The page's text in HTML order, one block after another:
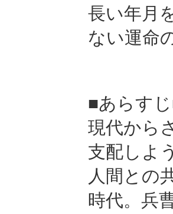
長い年月
ない運命
■あらす
現代から
支配しよ
人間との
時代。兵